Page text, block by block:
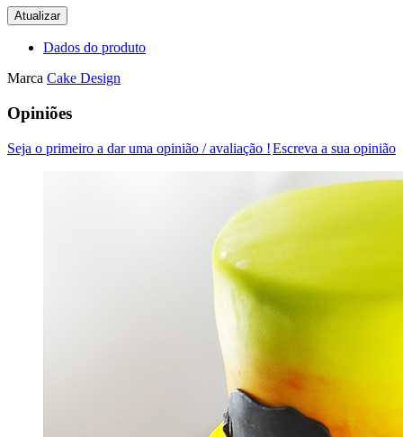
Dados do produto
Marca Cake Design
Opiniões
Escreva a sua opinião
Seja o primeiro a dar uma opinião / avaliação !